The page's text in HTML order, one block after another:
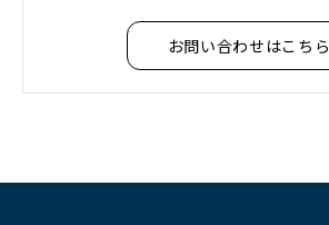
お問い合わせはこちら